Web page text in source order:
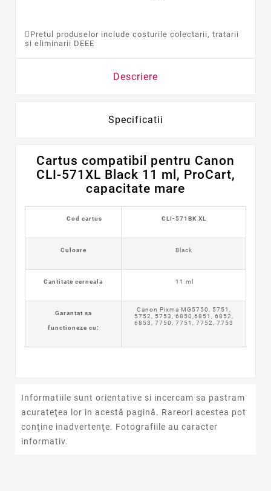
Pretul produselor include costurile colectarii, tratarii
si eliminarii DEEE
Descriere
Specificatii
Cartus compatibil pentru Canon
CLI-571XL Black 11 ml, ProCart,
capacitate mare
Cod cartus CLI-571BK XL
Culoare Black
Cantitate cerneala 11 ml
Garantat sa
functioneze cu:
Canon Pixma MG5750, 5751,
5752, 5753, 6850,6851, 6852,
6853, 7750, 7751, 7752, 7753
Informatiile sunt orientative si incercam sa pastram
acurateţea lor in acestă pagină. Rareori acestea pot
conţine inadvertenţe. Fotografiile au caracter
informativ.